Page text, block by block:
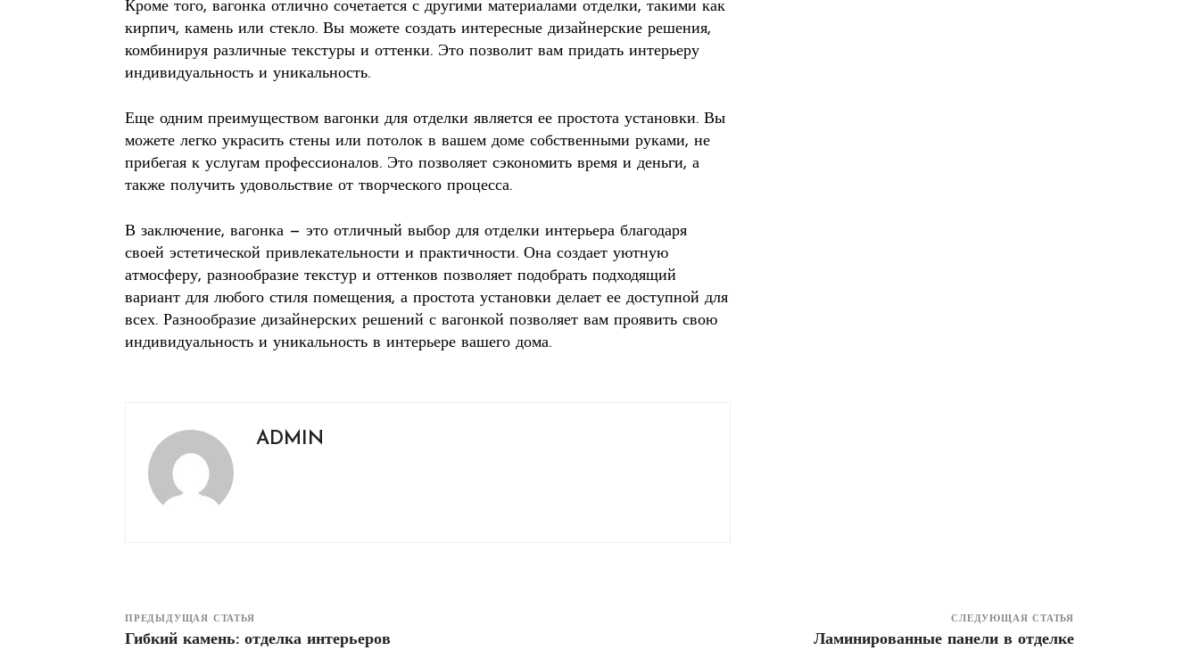
Кроме того, вагонка отлично сочетается с другими материалами отделки, такими как
кирпич, камень или стекло. Вы можете создать интересные дизайнерские решения,
комбинируя различные текстуры и оттенки. Это позволит вам придать интерьеру
индивидуальность и уникальность.
Еще одним преимуществом вагонки для отделки является ее простота установки. Вы
можете легко украсить стены или потолок в вашем доме собственными руками, не
прибегая к услугам профессионалов. Это позволяет сэкономить время и деньги, а
также получить удовольствие от творческого процесса.
В заключение, вагонка — это отличный выбор для отделки интерьера благодаря
своей эстетической привлекательности и практичности. Она создает уютную
атмосферу, разнообразие текстур и оттенков позволяет подобрать подходящий
вариант для любого стиля помещения, а простота установки делает ее доступной для
всех. Разнообразие дизайнерских решений с вагонкой позволяет вам проявить свою
индивидуальность и уникальность в интерьере вашего дома.
ADMIN
ПРЕДЫДУЩАЯ СТАТЬЯ
Гибкий камень: отделка интерьеров
СЛЕДУЮЩАЯ СТАТЬЯ
Ламинированные панели в отделке